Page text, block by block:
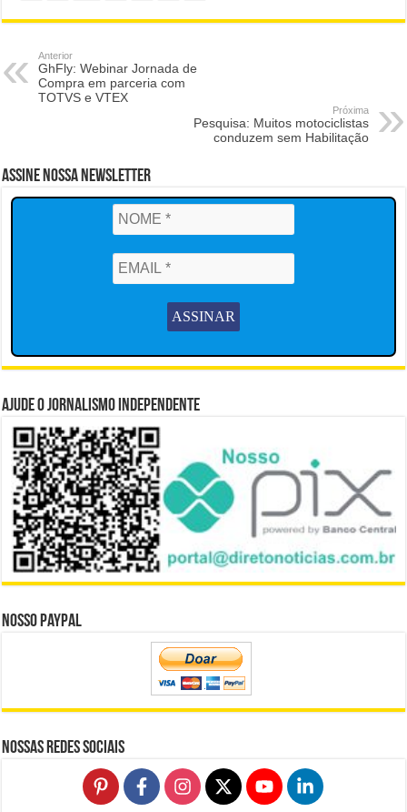
Anterior
GhFly: Webinar Jornada de
Compra em parceria com
TOTVS e VTEX
Próxima
Pesquisa: Muitos motociclistas
conduzem sem Habilitação
Assine Nossa Newsletter
Ajude o Jornalismo Independente
Nosso Paypal
Nossas Redes Sociais